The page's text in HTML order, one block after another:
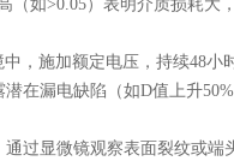
（如>0.05）表明介质损耗大
，施加额定电压，持续48小
潜在漏电缺陷（如D值上升50%
通过显微镜观察表面裂纹或端